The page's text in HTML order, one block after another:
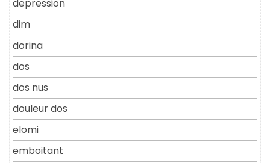
depression
dim
dorina
dos
dos nus
douleur dos
elomi
emboitant